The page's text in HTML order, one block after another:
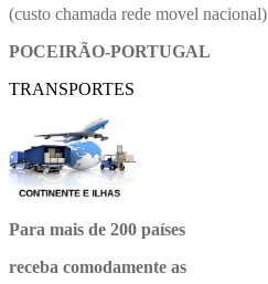
(custo chamada rede movel nacional)
POCEIRÃO-PORTUGAL
TRANSPORTES
Para mais de 200 países
receba comodamente as